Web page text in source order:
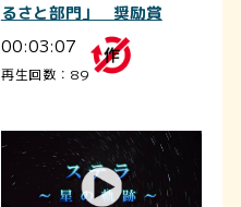
るさと部門」 奨励賞
00:03:07
再生回数：89